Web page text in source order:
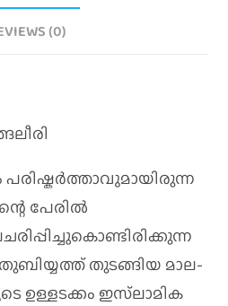
(0)
പേരിൽ
തുടങ്ങിയ മാല-
ഉള്ളടക്കം ഇസ്‌ലാമിക